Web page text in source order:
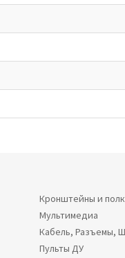
Кронштейны и
Мультимедиа
Кабель, Разъемы,
Пульты ДУ